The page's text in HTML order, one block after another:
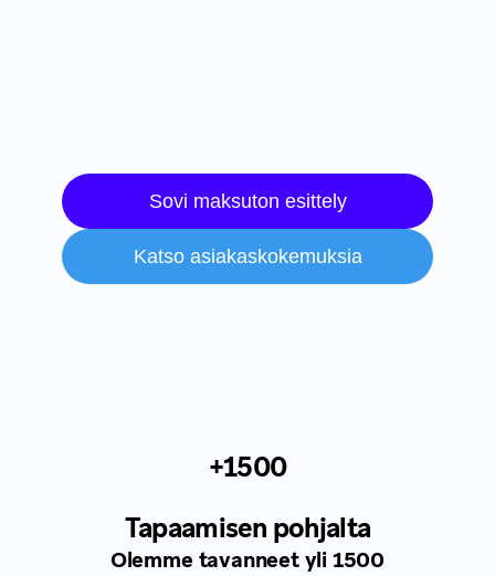
Sovi maksuton esittely
Katso asiakaskokemuksia
+1500
Tapaamisen pohjalta
Olemme tavanneet yli 1500